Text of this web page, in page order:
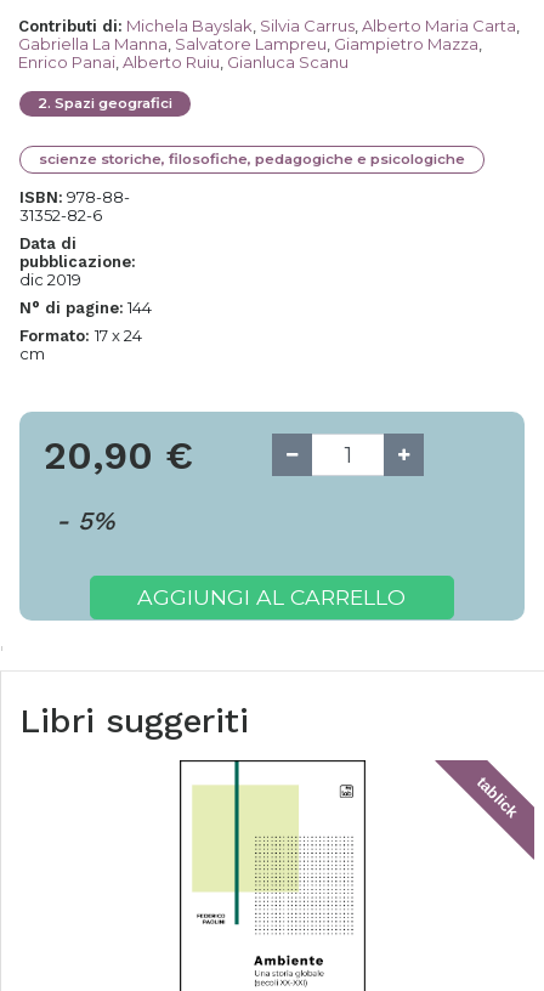
Contributi di: Michela Bayslak Silvia Carrus Alberto Maria Carta
Gabriella La Manna Salvatore Lampreu Giampietro Mazza
Enrico Panai Alberto Ruiu Gianluca Scanu
2. Spazi geografici
scienze storiche, filosofiche, pedagogiche e psicologiche
ISBN: 978-88-
31352-82-6
Data di
pubblicazione:
dic 2019
N° di pagine: 144
Formato: 17 x 24
cm
20,90 €
- 5%
AGGIUNGI AL CARRELLO
Libri suggeriti
tablick